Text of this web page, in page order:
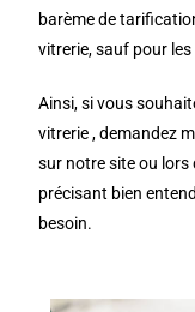
barème de
vitrerie, sauf pour
Ainsi, si vous
vitrerie , demandez
sur notre site ou lors
précisant bien
besoin.